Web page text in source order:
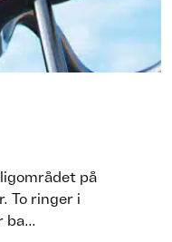
på
To ringer i
ba...